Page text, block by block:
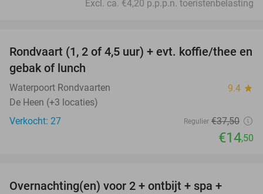
Excl. ca. €4,20 p.p.p.n. toeristenbelasting
61%
Rondvaart (1, 2 of 4,5 uur) + evt. koffie/thee en
gebak of lunch
Waterpoort Rondvaarten 9.4 star
De Heen (+3 locaties)
Verkocht: 27
Regulier €37,50
€14,50
Overnachting(en) voor 2 + ontbijt + spa +